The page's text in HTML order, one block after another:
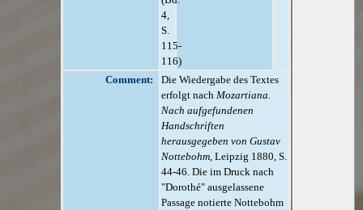
4,
S.
115-
116)
Comment:
Die Wiedergabe des Textes
erfolgt nach Mozartiana.
Nach aufgefundenen
Handschriften
herausgegeben von Gustav
Nottebohm, Leipzig 1880, S.
44-46. Die im Druck nach
"Dorothé" ausgelassene
Passage notierte Nottebohm